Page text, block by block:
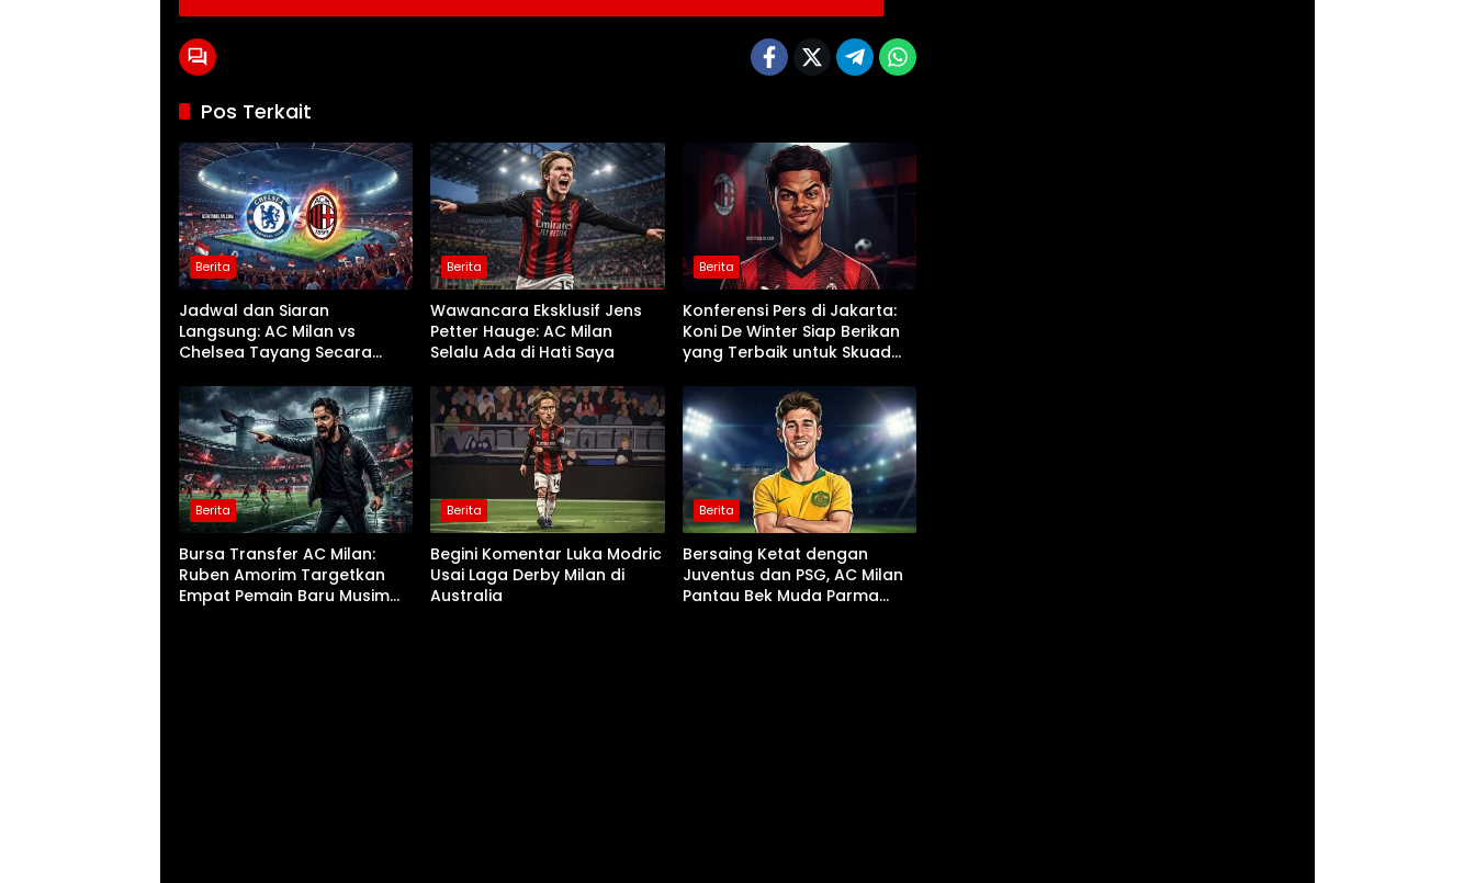
Pos Terkait
Berita
Jadwal dan Siaran
Langsung: AC Milan vs
Chelsea Tayang Secara
Berita
Wawancara Eksklusif Jens
Petter Hauge: AC Milan
Selalu Ada di Hati Saya
Berita
Konferensi Pers di Jakarta:
Koni De Winter Siap Berikan
yang Terbaik untuk Skuad
Berita
Bursa Transfer AC Milan:
Ruben Amorim Targetkan
Empat Pemain Baru Musim
Berita
Begini Komentar Luka Modric
Usai Laga Derby Milan di
Australia
Berita
Bersaing Ketat dengan
Juventus dan PSG, AC Milan
Pantau Bek Muda Parma